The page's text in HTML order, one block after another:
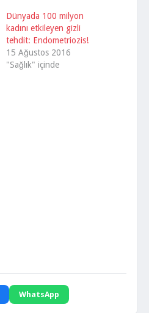
Dünyada 100 milyon
kadını etkileyen gizli
tehdit: Endometriozis!
15 Ağustos 2016
"Sağlık" içinde
WhatsApp